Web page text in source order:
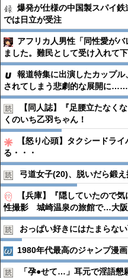
爆発が仕様の中国製スパイ
では日立が受注
アフリカ人男性「同性愛が
ました。難民として受け入れて
報道特集に出演したカップ
されてしまう悲劇的な展開に……
【同人誌】『足腰立たなく
くのいち乙羽ちゃん！
【怒り心頭】タクシードラ
る・・・
弓道女子(20)、脱いだら鍛
【兵庫】『隠していたので
性撮影 城崎温泉の旅館で…大
おっぱい好きにはたまらな
1980年代最高のジャンプ漫画
「孕●︎せて…」耳元で淫語